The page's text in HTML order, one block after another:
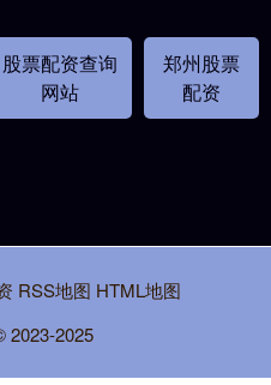
股票配资查询
网站
郑州股票
配资
RSS地图 HTML地图
2023-2025